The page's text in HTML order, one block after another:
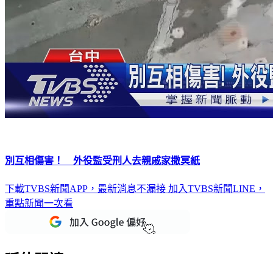
別互相傷害！ 外役監受刑人去親戚家撒冥紙
下載TVBS新聞APP，最新消息不漏接 加入TVBS新聞LINE，
重點新聞一次看